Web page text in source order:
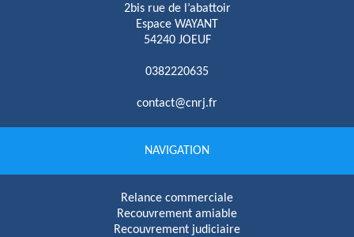
2bis rue de l’abattoir
Espace WAYANT
54240 JOEUF
0382220635
contact@cnrj.fr
NAVIGATION
Relance commerciale
Recouvrement amiable
Recouvrement judiciaire